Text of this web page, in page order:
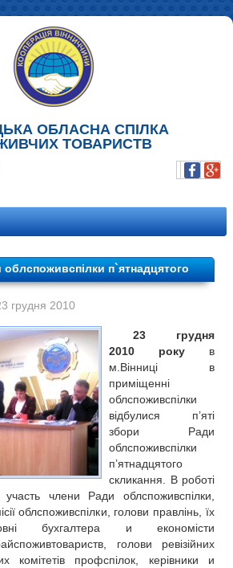
ОБЛАСНА СПІЛКА
ТОВАРИСТВ
облспоживспілки п`ятнадцятого
грудня 2010
23 грудня
2010 року в
м.Вінниці в
приміщенні
облспоживспілки
відбулися п’яті
збори Ради
облспоживспілки
п’ятнадцятого
скликання. В роботі
члени Ради облспоживспілки,
облспоживспілки, голови правлінь, їх
бухгалтера и економісти
голови ревізійних
комітетів профспілок, керівники и